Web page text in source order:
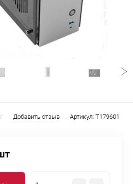
Добавить отзыв Артикул: T179601